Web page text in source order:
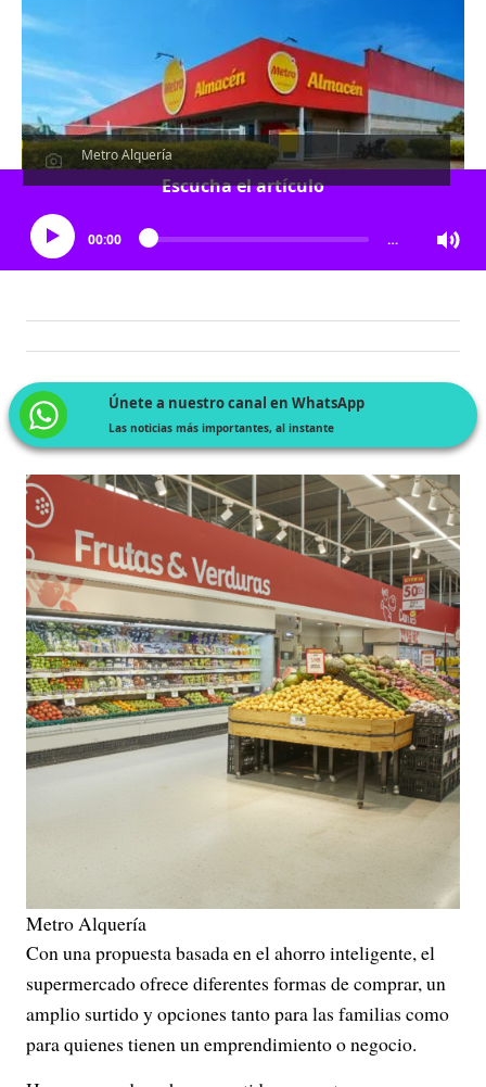
Metro Alquería
Escucha el artículo
00:00 …
Únete a nuestro canal en WhatsApp
Las noticias más importantes, al instante
Metro Alquería
Con una propuesta basada en el ahorro inteligente, el
supermercado ofrece diferentes formas de comprar, un
amplio surtido y opciones tanto para las familias como
para quienes tienen un emprendimiento o negocio.